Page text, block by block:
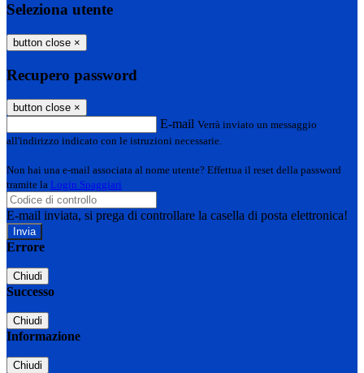
Seleziona utente
button close ×
Recupero password
button close ×
E-mail Verrà inviato un messaggio
all'indirizzo indicato con le istruzioni necessarie.
Non hai una e-mail associata al nome utente? Effettua il reset della password
tramite la Login Spaggiari
E-mail inviata, si prega di controllare la casella di posta elettronica!
Errore
Chiudi
Successo
Chiudi
Informazione
Chiudi